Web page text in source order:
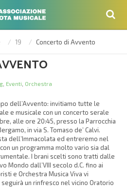
19 Concerto di Avvento
, Eventi Orchestra
dell’Avvento: invitiamo tutte le
e musicale con un concerto serale
alle ore 20:45, presso la Parrocchia
in via S. Tomaso de’ Calvi.
dell’Immacolata ed entreremo nel
un programma molto vario sia dal
I brani scelti sono tratti dalle
Mondo dall’VIII secolo d.C. fino ai
e Orchestra Musica Viva vi
un rinfresco nel vicino Oratorio